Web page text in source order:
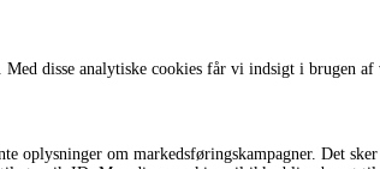
disse analytiske cookies får vi indsigt i brugen
oplysninger om markedsføringskampagner. Det